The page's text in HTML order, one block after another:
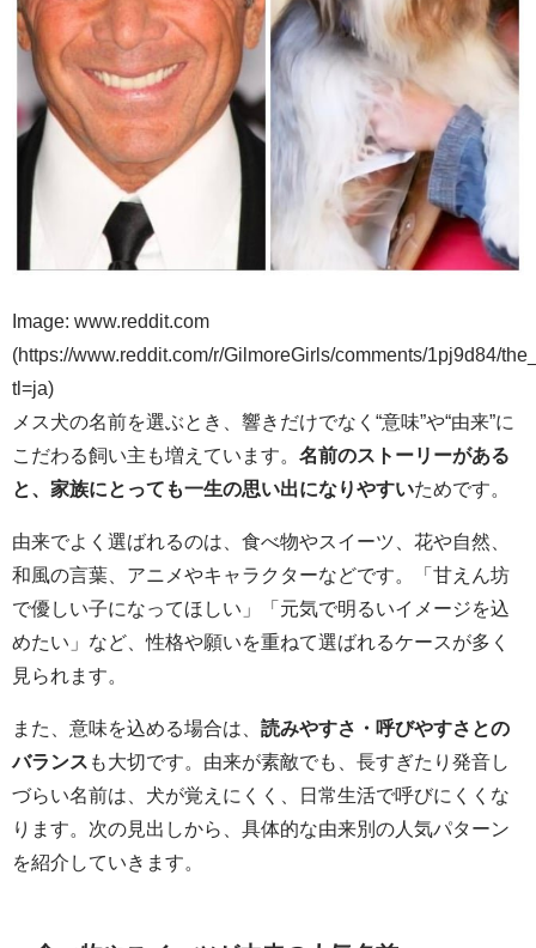
Image: www.reddit.com
(https://www.reddit.com/r/GilmoreGirls/comments/1pj9d84/
tl=ja)
メス犬の名前を選ぶとき、響きだけでなく“意味”や“由来”に
こだわる飼い主も増えています。 名前のストーリーがある
と、家族にとっても一生の思い出になりやすいためです。
由来でよく選ばれるのは、食べ物やスイーツ、花や自然、
和風の言葉、アニメやキャラクターなどです。「甘えん坊
で優しい子になってほしい」「元気で明るいイメージを込
めたい」など、性格や願いを重ねて選ばれるケースが多く
見られます。
また、意味を込める場合は、 読みやすさ・呼びやすさとの
バランス も大切です。由来が素敵でも、長すぎたり発音し
づらい名前は、犬が覚えにくく、日常生活で呼びにくくな
ります。次の見出しから、具体的な由来別の人気パターン
を紹介していきます。